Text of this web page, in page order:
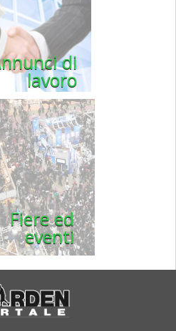
di
lavoro
Fiere ed
eventi